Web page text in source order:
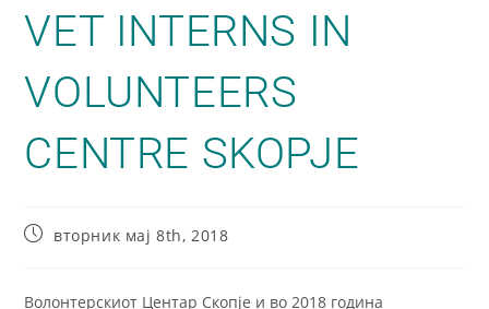
VET INTERNS IN
VOLUNTEERS
CENTRE SKOPJE
вторник мај 8th, 2018
Волонтерскиот Центар Скопје и во 2018 година